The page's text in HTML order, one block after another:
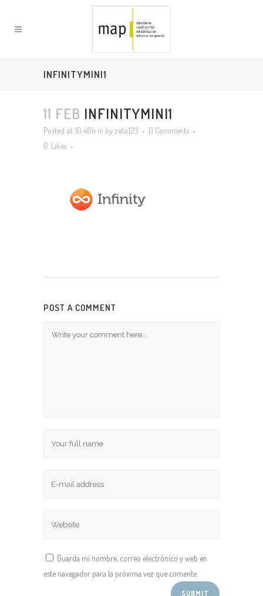
INFINITYMINI1
11 FEB INFINITYMINI1
Posted at 10:46h in byzeta123
0 Comments
0 Likes
POST A COMMENT
Guarda mi nombre, correo electrónico y web en
este navegador para la próxima vez que comente.